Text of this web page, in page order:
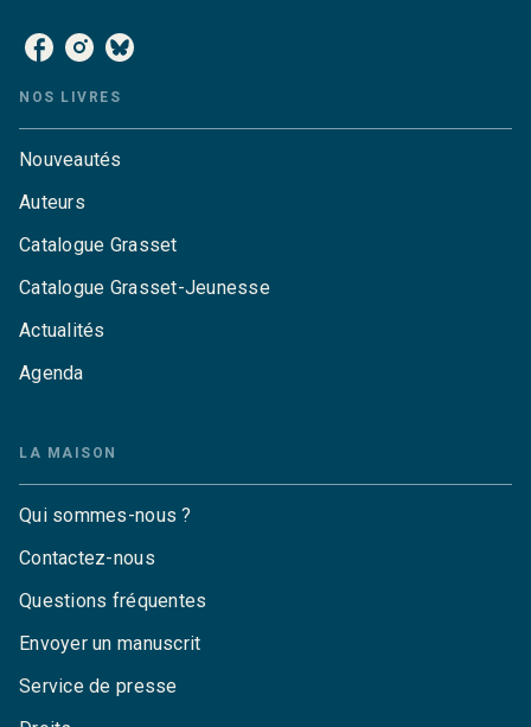
NOS LIVRES
Nouveautés
Auteurs
Catalogue Grasset
Catalogue Grasset-Jeunesse
Actualités
Agenda
LA MAISON
Qui sommes-nous ?
Contactez-nous
Questions fréquentes
Envoyer un manuscrit
Service de presse